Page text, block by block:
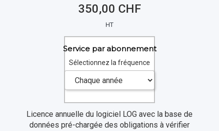
350,00 CHF
HT
Service par abonnement
Sélectionnez la fréquence
Licence annuelle du logiciel LOG avec la base de
données pré-chargée des obligations à vérifier